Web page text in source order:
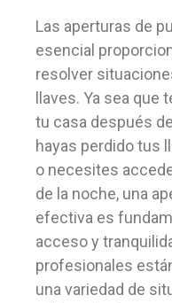
Las aperturas de
esencial
resolver
llaves. Ya sea que
tu casa después
hayas perdido tus
o necesites
de la noche, una
efectiva es
acceso y
profesionales
una variedad de